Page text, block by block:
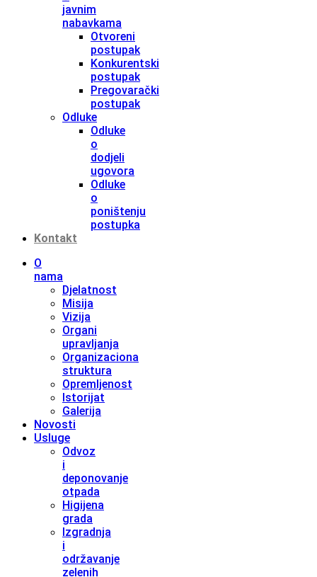
javnim
nabavkama
Otvoreni
postupak
Konkurentski
postupak
Pregovarački
postupak
Odluke
Odluke
o
dodjeli
ugovora
Odluke
o
poništenju
postupka
Kontakt
O
nama
Djelatnost
Misija
Vizija
Organi
upravljanja
Organizaciona
struktura
Opremljenost
Istorijat
Galerija
Novosti
Usluge
Odvoz
i
deponovanje
otpada
Higijena
grada
Izgradnja
i
održavanje
zelenih